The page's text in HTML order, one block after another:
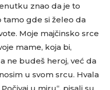
znao da je to
tamo gde si želeo da
Moje majčinsko srce
mame, koja bi,
ne budeš heroj, već da
u svom srcu. Hvala